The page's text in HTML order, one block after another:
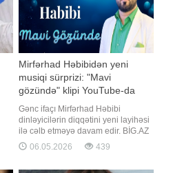
Mirfərhad Həbibidən yeni
musiqi sürprizi: "Mavi
gözündə" klipi YouTube-da
yayımlandı - VİDEO
Gənc ifaçı Mirfərhad Həbibi
dinləyicilərin diqqətini yeni layihəsi
ilə cəlb etməyə davam edir. BİG.AZ
xəbər verir ki, sənətçi bu dəfə "Mavi
gözündə" adlı yeni mahnısını
06.05.2026 439